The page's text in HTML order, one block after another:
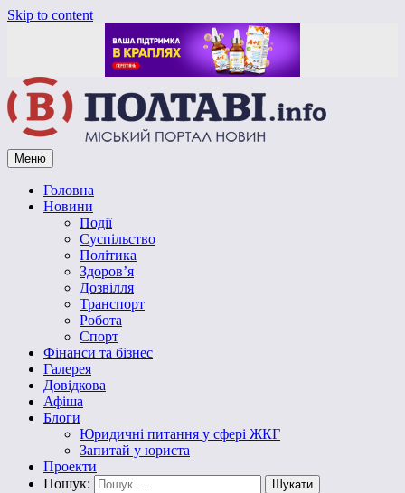
Skip to content
Vpoltave.info
Полтавський портал новин
Меню
Головна
Новини
Події
Суспільство
Політика
Здоров’я
Дозвілля
Транспорт
Робота
Спорт
Фінанси та бізнес
Галерея
Довідкова
Афіша
Блоги
Юридичні питання у сфері ЖКГ
Запитай у юриста
Проекти
Пошук: